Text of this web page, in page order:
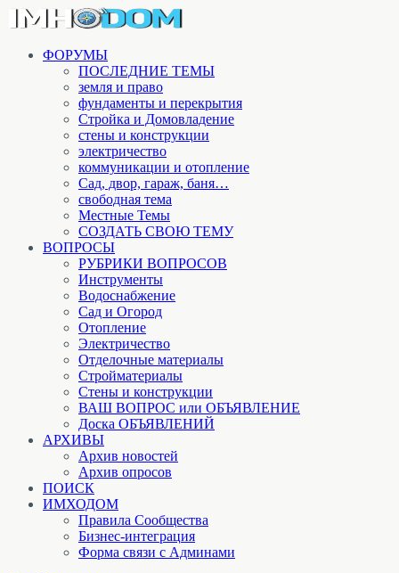
ФОРУМЫ
ПОСЛЕДНИЕ ТЕМЫ
земля и право
фундаменты и перекрытия
Стройка и Домовладение
стены и конструкции
электричество
коммуникации и отопление
Cад, двор, гараж, баня…
свободная тема
Местные Темы
СОЗДАТЬ СВОЮ ТЕМУ
ВОПРОСЫ
РУБРИКИ ВОПРОСОВ
Инструменты
Водоснабжение
Сад и Огород
Отопление
Электричество
Отделочные материалы
Стройматериалы
Стены и конструкции
ВАШ ВОПРОС или ОБЪЯВЛЕНИЕ
Доска ОБЪЯВЛЕНИЙ
АРХИВЫ
Архив новостей
Архив опросов
ПОИСК
ИМХОДОМ
Правила Сообщества
Бизнес-интеграция
Форма связи с Админами